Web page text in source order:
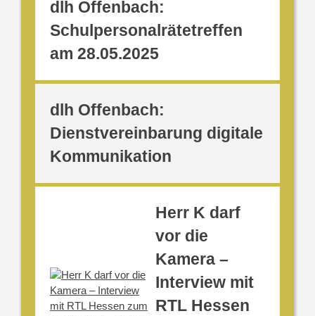
dlh Offenbach:
Schulpersonalrätetreffen
am 28.05.2025
dlh Offenbach:
Dienstvereinbarung digitale
Kommunikation
Herr K darf
vor die
Kamera –
Interview mit
RTL Hessen